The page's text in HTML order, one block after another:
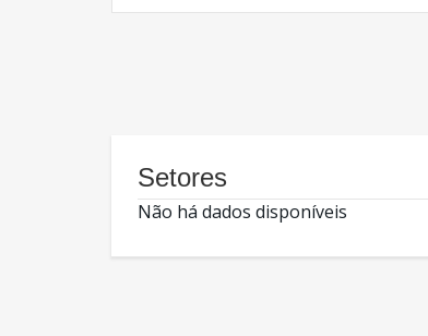
Setores
Não há dados disponíveis